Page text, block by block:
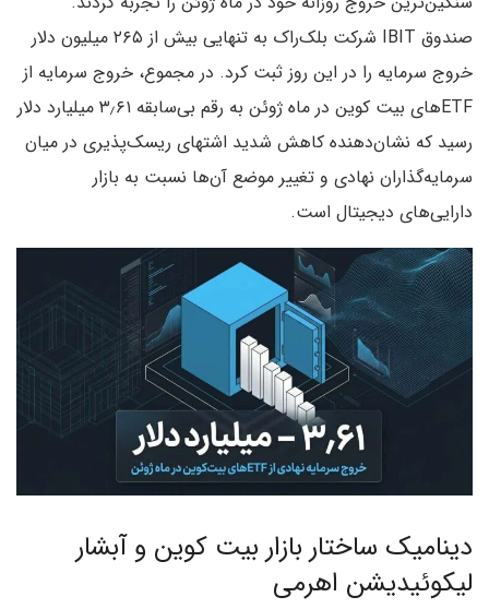
صندوق IBIT شرکت بلک‌راک به تنهایی بیش از ۲۶۵ میلیون دلار
خروج سرمایه را در این روز ثبت کرد. در مجموع، خروج سرمایه از
ETFهای بیت کوین در ماه ژوئن به رقم بی‌سابقه ۳٫۶۱ میلیارد دلار
رسید که نشان‌دهنده کاهش شدید اشتهای ریسک‌پذیری در میان
سرمایه‌گذاران نهادی و تغییر موضع آن‌ها نسبت به بازار
دارایی‌های دیجیتال است.
دینامیک ساختار بازار بیت کوین و آبشار
لیکوئیدیشن اهرمی